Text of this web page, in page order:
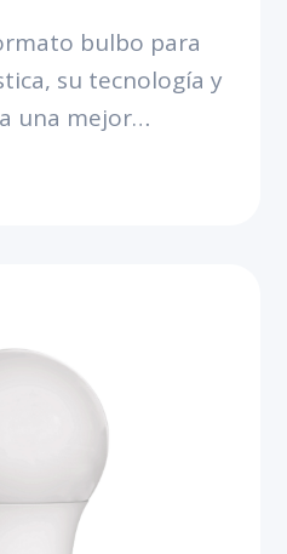
bulbo para
su tecnología y
Ahorra hasta el
con